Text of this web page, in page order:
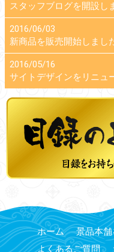
スタッフブログを開設し
2016/06/03
新商品を販売開始しまし
2016/05/16
サイトデザインをリニュ
ホーム 景品本
よくあるご質問